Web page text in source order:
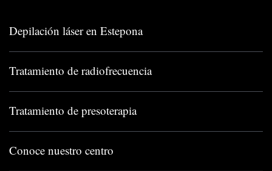
Depilación láser en Estepona
Tratamiento de radiofrecuencia
Tratamiento de presoterapia
Conoce nuestro centro